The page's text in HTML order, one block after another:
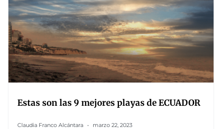
Estas son las 9 mejores playas de ECUADOR
Claudia Franco Alcántara marzo 22, 2023